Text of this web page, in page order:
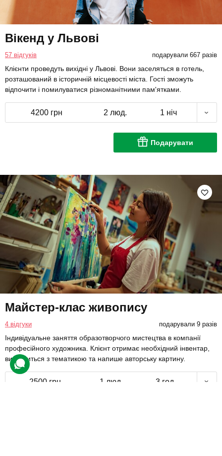
Вікенд у Львові
57 відгуків подарували 667 разів
Клієнти проведуть вихідні у Львові. Вони заселяться в готель,
розташований в історичній місцевості міста. Гості зможуть
відпочити і помилуватися різноманітними пам'ятками.
4200 грн 2 люд. 1 ніч
Подарувати
Майстер-клас живопису
4 відгуки подарували 9 разів
Індивідуальне заняття образотворчого мистецтва в компанії
професійного художника. Клієнт отримає необхідний інвентар,
визначиться з тематикою та напише авторську картину.
2500 грн 1 люд. 3 год.